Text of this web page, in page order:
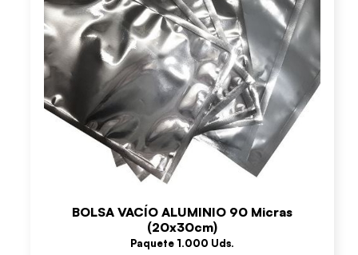
BOLSA VACÍO ALUMINIO 90 Micras
(20x30cm)
Paquete 1.000 Uds.